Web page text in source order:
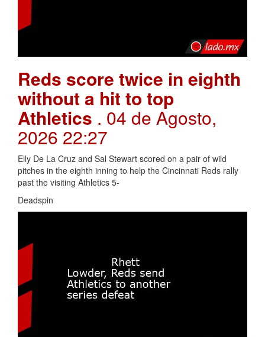
Reds score twice in eighth
without a hit to top
Athletics . 04 de Agosto,
2026 22:27
Elly De La Cruz and Sal Stewart scored on a pair of wild
pitches in the eighth inning to help the Cincinnati Reds rally
past the visiting Athletics 5-
Deadspin